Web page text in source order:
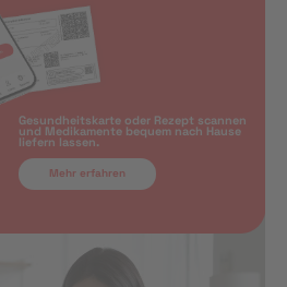
Gesundheitskarte oder Rezept scannen
und Medikamente bequem nach Hause
liefern lassen.
Mehr erfahren